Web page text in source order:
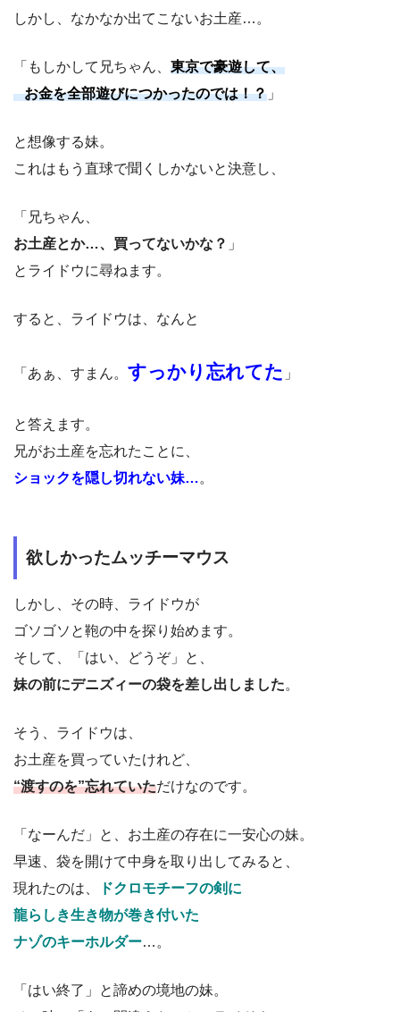
しかし、なかなか出てこないお土産…。
「もしかして兄ちゃん、 東京で豪遊して、
お金を全部遊びにつかったのでは！？ 」
と想像する妹。
これはもう直球で聞くしかないと決意し、
「兄ちゃん、
お土産とか…、買ってないかな？ 」
とライドウに尋ねます。
すると、ライドウは、なんと
「あぁ、すまん。 すっかり忘れてた 」
と答えます。
兄がお土産を忘れたことに、
ショックを隠し切れない妹…。
欲しかったムッチーマウス
しかし、その時、ライドウが
ゴソゴソと鞄の中を探り始めます。
そして、「はい、どうぞ」と、
妹の前にデニズィーの袋を差し出しました。
そう、ライドウは、
お土産を買っていたけれど、
“渡すのを”忘れていただけなのです。
「なーんだ」と、お土産の存在に一安心の妹。
早速、袋を開けて中身を取り出してみると、
現れたのは、
ドクロモチーフの剣に
龍らしき生き物が巻き付いた
ナゾのキーホルダー…。
「はい終了」と諦めの境地の妹。